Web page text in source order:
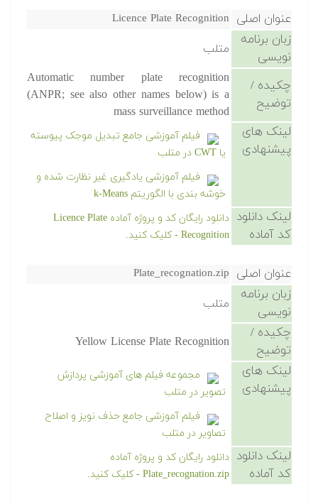
عنوان اصلی Licence Plate Recognition
زبان برنامه
نویسی
متلب
چکیده /
توضیح
Automatic number plate recognition
(ANPR; see also other names below) is a
mass surveillance method
لینک های
پیشنهادی
فیلم آموزشی جامع تبدیل موجک پیوسته
یا CWT در متلب
فیلم آموزشی یادگیری غیر نظارت شده و
خوشه بندی با الگوریتم k-Means
لینک دانلود
کد آماده
دانلود رایگان کد و پروژه آماده Licence Plate
Recognition - کلیک کنید.
عنوان اصلی Plate_recognation.zip
زبان برنامه
نویسی
متلب
چکیده /
توضیح
Yellow License Plate Recognition
لینک های
پیشنهادی
مجموعه فیلم های آموزشی پردازش
تصویر در متلب
فیلم آموزشی جامع حذف نویز و اصلاح
تصاویر در متلب
لینک دانلود
کد آماده
دانلود رایگان کد و پروژه آماده
Plate_recognation.zip - کلیک کنید.